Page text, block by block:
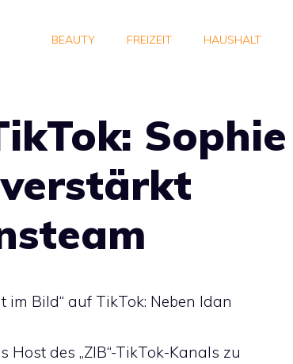
BEAUTY FREIZEIT HAUSHALT
Sophie
im Bild“ auf TikTok: Neben Idan
des „ZIB“-TikTok-Kanals zu